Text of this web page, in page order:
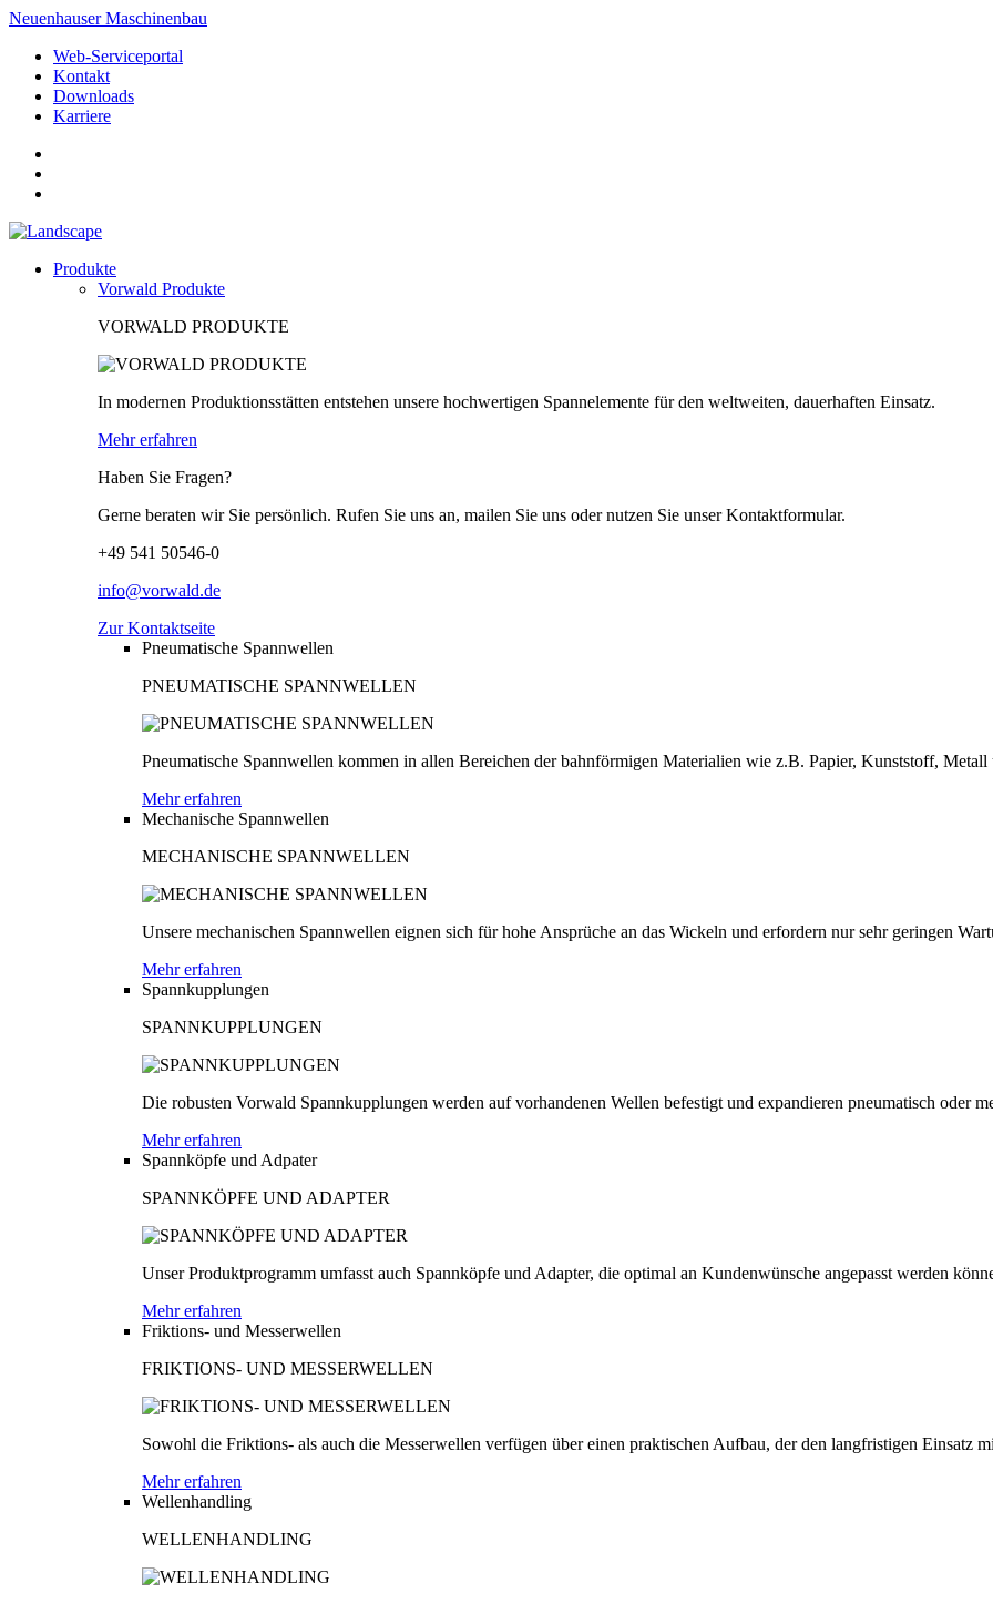
Neuenhauser Maschinenbau
Web-Serviceportal
Kontakt
Downloads
Karriere
Produkte
Vorwald Produkte
VORWALD PRODUKTE
In modernen Produktionsstätten entstehen unsere hochwertigen Spannelemente für den weltweiten, dauerhaften Einsatz.
Mehr erfahren
Haben Sie Fragen?
Gerne beraten wir Sie persönlich. Rufen Sie uns an, mailen Sie uns oder nutzen Sie unser Kontaktformular.
+49 541 50546-0
info@vorwald.de
Zur Kontaktseite
Pneumatische Spannwellen
PNEUMATISCHE SPANNWELLEN
Pneumatische Spannwellen kommen in allen Bereichen der bahnförmigen Materialien wie z.B. Papier, Kunststoff,
Mehr erfahren
Mechanische Spannwellen
MECHANISCHE SPANNWELLEN
Unsere mechanischen Spannwellen eignen sich für hohe Ansprüche an das Wickeln und erfordern nur sehr geringen
Mehr erfahren
Spannkupplungen
SPANNKUPPLUNGEN
Die robusten Vorwald Spannkupplungen werden auf vorhandenen Wellen befestigt und expandieren pneumatisch oder
Mehr erfahren
Spannköpfe und Adpater
SPANNKÖPFE UND ADAPTER
Unser Produktprogramm umfasst auch Spannköpfe und Adapter, die optimal an Kundenwünsche angepasst werden
Mehr erfahren
Friktions- und Messerwellen
FRIKTIONS- UND MESSERWELLEN
Sowohl die Friktions- als auch die Messerwellen verfügen über einen praktischen Aufbau, der den langfristigen Einsatz
Mehr erfahren
Wellenhandling
WELLENHANDLING